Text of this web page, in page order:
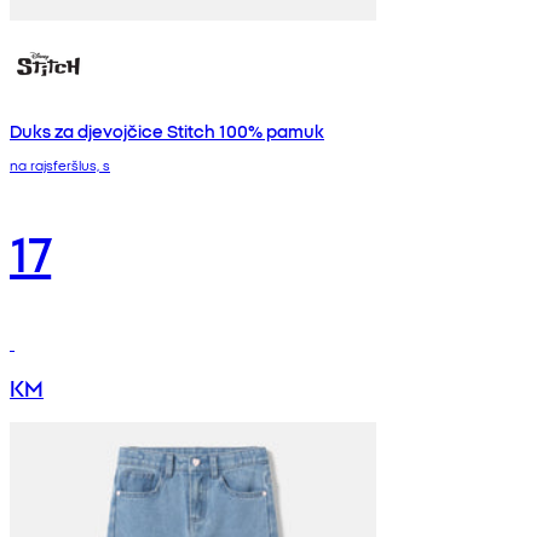
Duks za djevojčice Stitch 100% pamuk
na rajsferšlus, s
17
KM